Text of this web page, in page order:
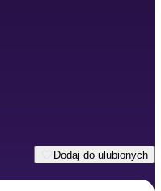
Dodaj do ulubionych